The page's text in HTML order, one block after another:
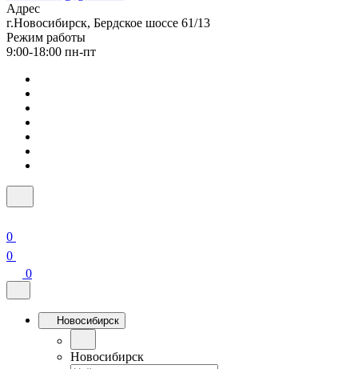
Адрес
г.Новосибирск, Бердское шоссе 61/13
Режим работы
9:00-18:00 пн-пт
0
0
0
Новосибирск
Новосибирск